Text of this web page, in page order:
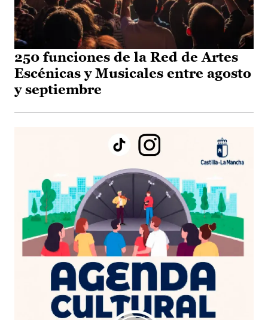
250 funciones de la Red de Artes
Escénicas y Musicales entre agosto
y septiembre